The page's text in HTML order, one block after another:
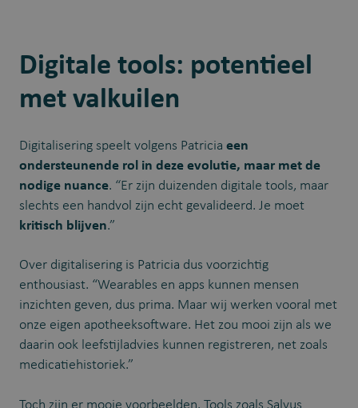
Digitale tools: potentieel
met valkuilen
Digitalisering speelt volgens Patricia een
ondersteunende rol in deze evolutie, maar met de
nodige nuance. “Er zijn duizenden digitale tools, maar
slechts een handvol zijn echt gevalideerd. Je moet
kritisch blijven.”
Over digitalisering is Patricia dus voorzichtig
enthousiast. “Wearables en apps kunnen mensen
inzichten geven, dus prima. Maar wij werken vooral met
onze eigen apotheeksoftware. Het zou mooi zijn als we
daarin ook leefstijladvies kunnen registreren, net zoals
medicatiehistoriek.”